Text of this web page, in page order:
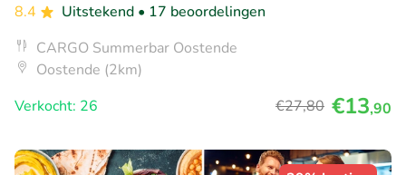
8.4
Uitstekend • 17 beoordelingen
CARGO Summerbar Oostende
Oostende (2km)
Verkocht: 26
€27,80 €13,90